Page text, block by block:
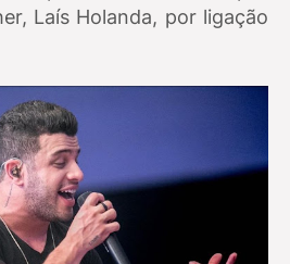
Laís Holanda, por ligação